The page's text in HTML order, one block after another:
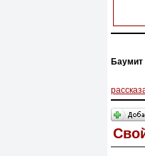
Баумит